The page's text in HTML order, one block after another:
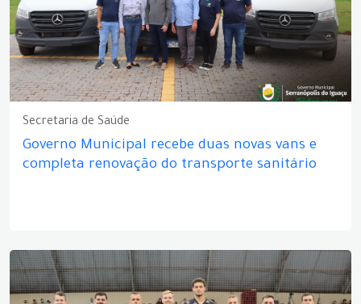
Secretaria de Saúde
Governo Municipal recebe duas novas vans e
completa renovação do transporte sanitário